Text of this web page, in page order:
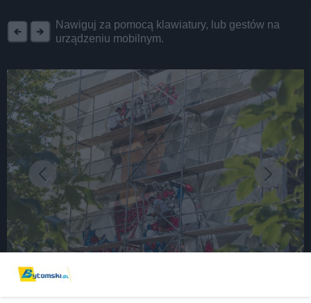
Nawiguj za pomocą klawiatury, lub gestów na
urządzeniu mobilnym.